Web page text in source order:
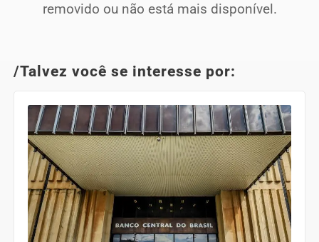
removido ou não está mais disponível.
/Talvez você se interesse por: